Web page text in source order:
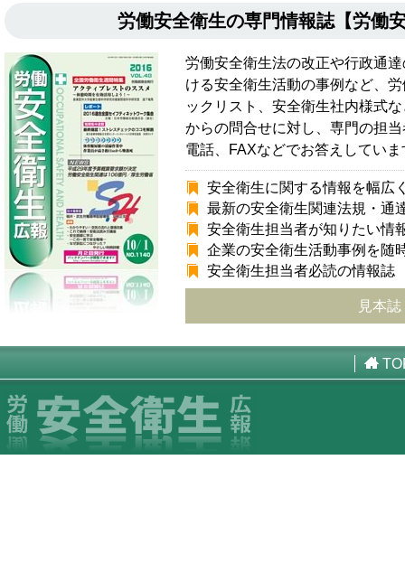
労働安全衛生の専門情報誌【労
労働安全衛生法の改正や行政通
ける安全衛生活動の事例など、
ックリスト、安全衛生社内様式
からの問合せに対し、専門の担
電話、FAXなどでお答えしていま
安全衛生に関する情報を幅広
最新の安全衛生関連法規・通
安全衛生担当者が知りたい情
企業の安全衛生活動事例を随
安全衛生担当者必読の情報誌
見本